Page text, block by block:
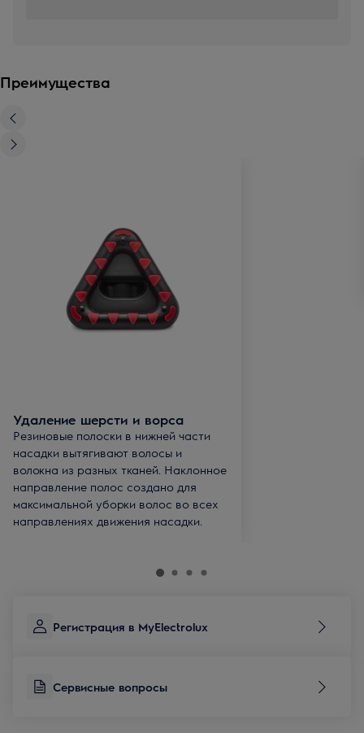
Преимущества
Удаление шерсти и ворса
Резиновые полоски в нижней части
насадки вытягивают волосы и
волокна из разных тканей. Наклонное
направление полос создано для
максимальной уборки волос во всех
направлениях движения насадки.
Регистрация в MyElectrolux
Сервисные вопросы